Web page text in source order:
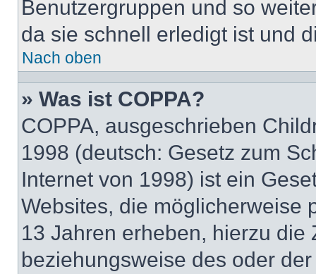
Benutzergruppen und so
da sie schnell erledigt ist und
Nach oben
» Was ist COPPA?
COPPA, ausgeschrieben
1998 (deutsch: Gesetz zum
Internet von 1998) ist ein
Websites, die möglicherweise
13 Jahren erheben, hierzu die
beziehungsweise des oder